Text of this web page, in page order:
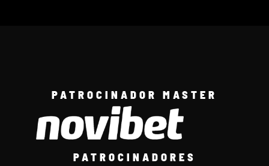
PATROCINADOR MASTER
PATROCINADORES